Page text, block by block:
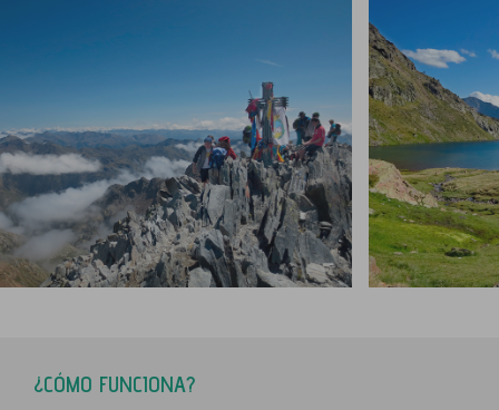
¿CÓMO FUNCIONA?